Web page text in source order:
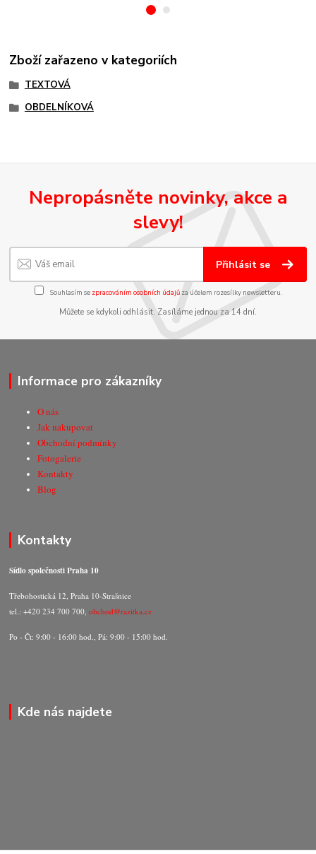
Zboží zařazeno v kategoriích
TEXTOVÁ
OBDELNÍKOVÁ
Nepropásněte novinky, akce a
slevy!
Přihlásit se
Souhlasím se zpracováním osobních údajůza účelem rozesílky newsletteru.
Můžete se kdykoli odhlásit. Zasíláme jednou za 14 dní.
Informace pro zákazníky
O nás
Jak nakupovat
Obchodní podmínky
Fotogalerie
Kontakty
Blog
Kontakty
Sídlo společnosti Praha 10
Třebohostická 12, Praha 10-Strašnice
tel.: +420 234 700 700,obchod@razitka.cz
Po - Čt: 9:00 - 16:00 hod., Pá: 9:00 - 15:00 hod.
Kde nás najdete